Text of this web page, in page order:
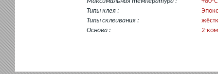
Типы клея :
Типы склеивания :
Основа :
2-